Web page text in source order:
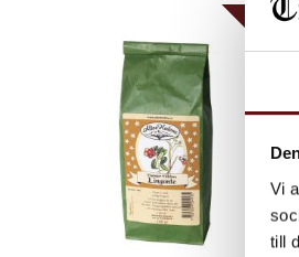
Vi
till
MISSA INTE!